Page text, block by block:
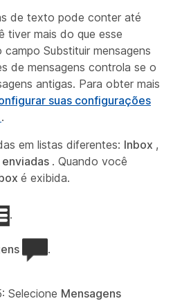
de texto pode conter até
tiver mais do que esse
Substituir mensagens
de mensagens controla se o
antigas. Para obter mais
suas configurações
.
em listas diferentes: Inbox ,
. Quando você
é exibida.
.
.
Selecione Mensagens